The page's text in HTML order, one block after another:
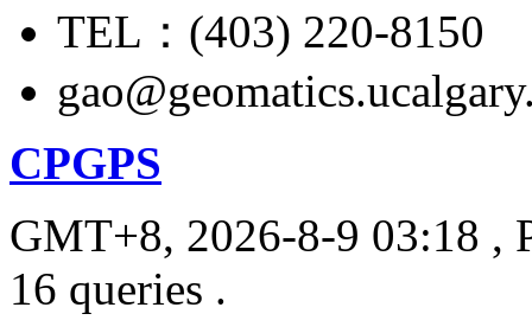
TEL：(403) 220-8150
CPGPS
GMT+8, 2026-8-9 03:18 ,
16 queries .